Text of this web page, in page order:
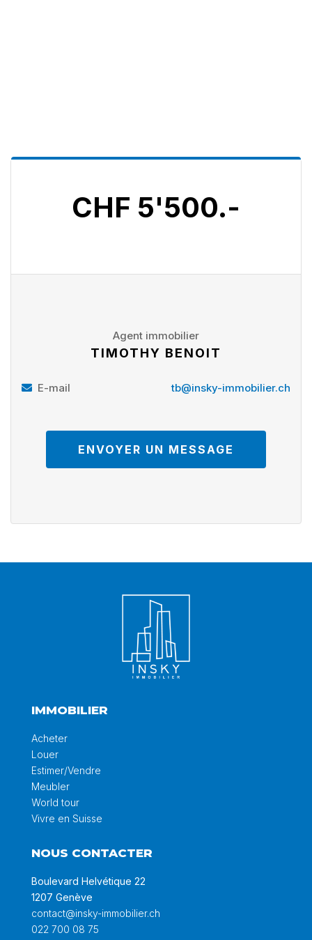
CHF 5'500.-
Agent immobilier
TIMOTHY BENOIT
E-mail tb@insky-immobilier.ch
ENVOYER UN MESSAGE
IMMOBILIER
Acheter
Louer
Estimer/Vendre
Meubler
World tour
Vivre en Suisse
NOUS CONTACTER
Boulevard Helvétique 22
1207 Genève
contact@insky-immobilier.ch
022 700 08 75